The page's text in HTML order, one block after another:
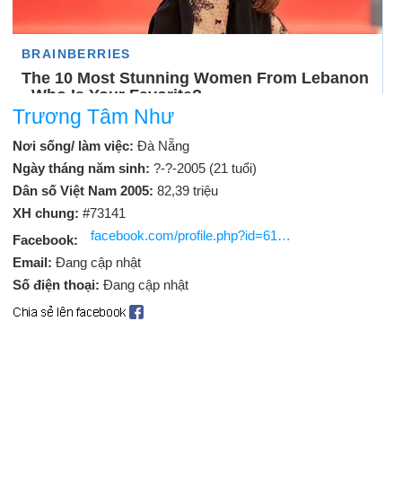
Trương Tâm Như
Nơi sống/ làm việc: Đà Nẵng
Ngày tháng năm sinh: ?-?-2005 (21 tuổi)
Dân số Việt Nam 2005: 82,39 triệu
XH chung: #73141
Facebook:
facebook.com/profile.php?id=61577555357314
Email: Đang cập nhật
Số điện thoại: Đang cập nhật